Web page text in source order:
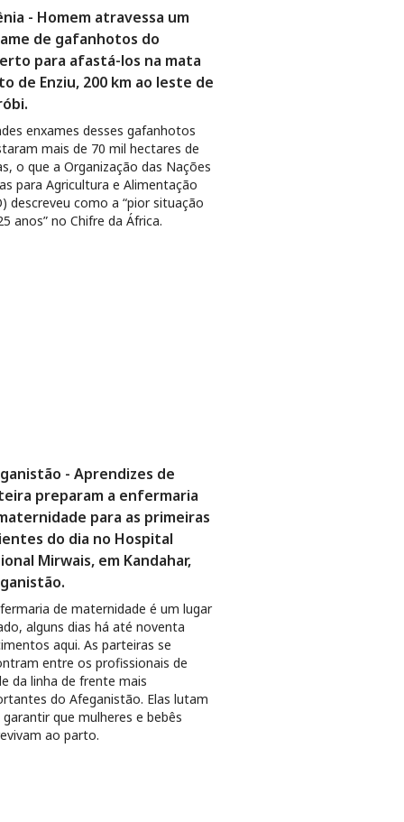
- Homem atravessa um
de gafanhotos do
para afastá-los na mata
de Enziu, 200 km ao leste de
enxames desses gafanhotos
mais de 70 mil hectares de
o que a Organização das Nações
para Agricultura e Alimentação
descreveu como a “pior situação
anos” no Chifre da África.
- Aprendizes de
preparam a enfermaria
para as primeiras
do dia no Hospital
Mirwais, em Kandahar,
de maternidade é um lugar
alguns dias há até noventa
aqui. As parteiras se
entre os profissionais de
da linha de frente mais
do Afeganistão. Elas lutam
garantir que mulheres e bebês
ao parto.